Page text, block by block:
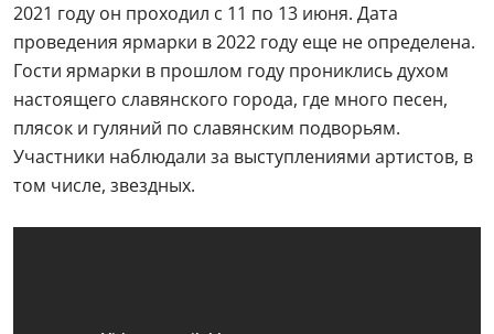
2021 году он проходил с 11 по 13 июня. Дата
проведения ярмарки в 2022 году еще не определена.
Гости ярмарки в прошлом году прониклись духом
настоящего славянского города, где много песен,
плясок и гуляний по славянским подворьям.
Участники наблюдали за выступлениями артистов, в
том числе, звездных.